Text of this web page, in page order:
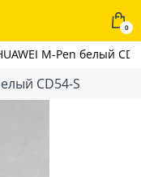
0
M-Pen белый
CD54-S